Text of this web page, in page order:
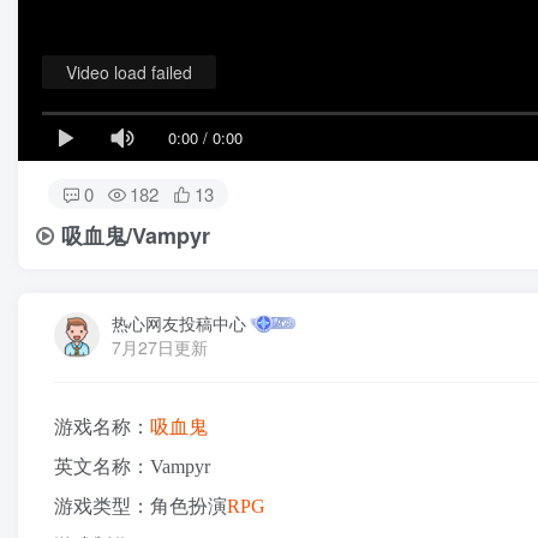
0:00 / 0:00
Video load failed
0 182 13
吸血鬼/Vampyr
热心网友投稿中心
7月27日更新
游戏名称： 吸血鬼
英文名称：Vampyr
游戏类型：角色扮演RPG